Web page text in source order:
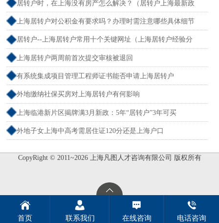
程和周期）
居转户时，在上海没有房产怎么解决？（居转户上海最新政
策）
上海居转户对公积金有要求吗？办理时需注意哪些具体细节
居转户--上海居转户常用十个关键网址（上海居转户经验分
享）
上海居转户两周前首次提交审核被退回
有系统集成项目管理工程师证书能否申请上海居转户
外地缴纳社保买房对上海居转户有何影响
上海临港新片区揭牌满3月新政：5年“居转户”3年可买
外地子女上海中高考需居住证120分还是上海户口
CopyRight © 2011~2026 上海凡图人才咨询有限公司 版权所有
首页 联系我们 在线咨询 电话咨询